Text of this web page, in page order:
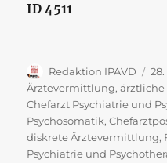
ID 4511
Autor
Redaktion IPAVD
am
Ärztevermittlung,
Chefarzt Psychiatrie und
Psychosomatik,
diskrete Ärztevermittlung,
Psychiatrie und